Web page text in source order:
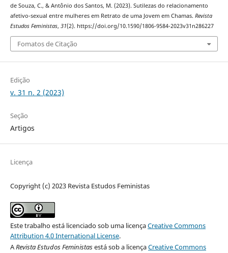
de Souza, C., & Antônio dos Santos, M. (2023). Sutilezas do relacionamento
afetivo-sexual entre mulheres em Retrato de uma Jovem em Chamas. Revista
Estudos Feministas, 31(2). https://doi.org/10.1590/1806-9584-2023v31n286227
Fomatos de Citação
Edição
v. 31 n. 2 (2023)
Seção
Artigos
Licença
Copyright (c) 2023 Revista Estudos Feministas
Este trabalho está licenciado sob uma licençaCreative Commons
Attribution 4.0 International License.
ARevista Estudos Feministasestá sob a licençaCreative Commons